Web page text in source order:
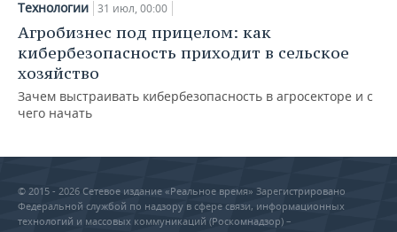
Технологии 31 июл, 00:00
Агробизнес под прицелом: как
кибербезопасность приходит в сельское
хозяйство
Зачем выстраивать кибербезопасность в агросекторе и с
чего начать
© 2015 - 2026 Сетевое издание «Реальное время» Зарегистрировано
Федеральной службой по надзору в сфере связи, информационных
технологий и массовых коммуникаций (Роскомнадзор) –